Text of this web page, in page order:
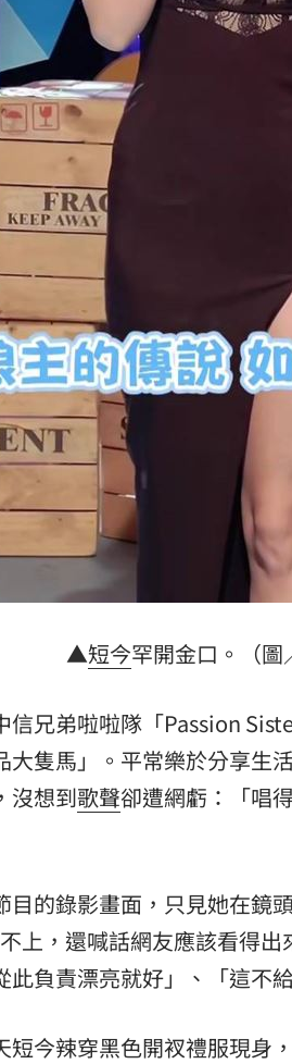
▲短今罕開金口。（圖
信兄弟啦啦隊「Passion
大隻馬」。平常樂於分享生
沒想到歌聲卻遭網虧：「唱
目的錄影畫面，只見她在鏡
上，還喊話網友應該看得
此負責漂亮就好」、「這不
短今辣穿黑色開衩禮服現身